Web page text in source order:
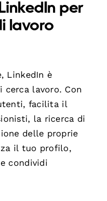
per
lavoro
LinkedIn è
cerca lavoro. Con
facilita il
la ricerca di
delle proprie
il tuo profilo,
condividi